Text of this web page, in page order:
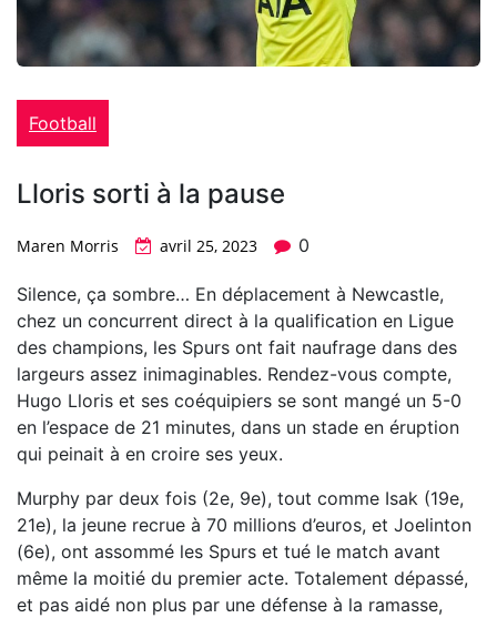
Football
Lloris sorti à la pause
Maren Morris avril 25, 2023 0
Silence, ça sombre… En déplacement à Newcastle,
chez un concurrent direct à la qualification en Ligue
des champions, les Spurs ont fait naufrage dans des
largeurs assez inimaginables. Rendez-vous compte,
Hugo Lloris et ses coéquipiers se sont mangé un 5-0
en l’espace de 21 minutes, dans un stade en éruption
qui peinait à en croire ses yeux.
Murphy par deux fois (2e, 9e), tout comme Isak (19e,
21e), la jeune recrue à 70 millions d’euros, et Joelinton
(6e), ont assommé les Spurs et tué le match avant
même la moitié du premier acte. Totalement dépassé,
et pas aidé non plus par une défense à la ramasse,